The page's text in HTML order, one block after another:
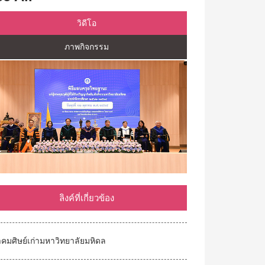
วิดีโอ
ภาพกิจกรรม
ลิงค์ที่เกี่ยวข้อง
มศิษย์เก่ามหาวิทยาลัยมหิดล